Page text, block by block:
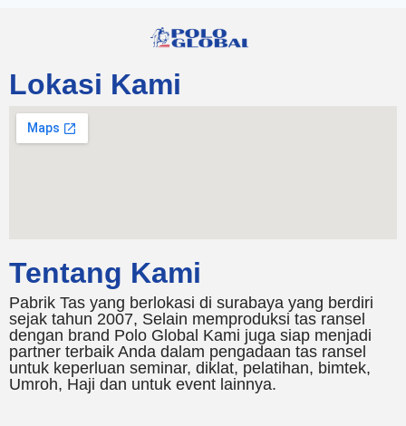
Lokasi Kami
Tentang Kami
Pabrik Tas yang berlokasi di surabaya yang berdiri
sejak tahun 2007, Selain memproduksi tas ransel
dengan brand Polo Global Kami juga siap menjadi
partner terbaik Anda dalam pengadaan tas ransel
untuk keperluan seminar, diklat, pelatihan, bimtek,
Umroh, Haji dan untuk event lainnya.